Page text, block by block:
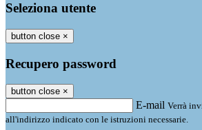
Seleziona utente
button close ×
Recupero password
button close ×
E-mail Verrà
all'indirizzo indicato con le istruzioni necessarie.